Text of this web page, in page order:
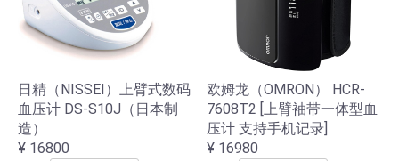
日精（NISSEI）上臂式数码
血压计 DS-S10J（日本制
造）
¥ 16800
欧姆龙（OMRON） HCR-
7608T2 [上臂袖带一体型血
压计 支持手机记录]
¥ 16980